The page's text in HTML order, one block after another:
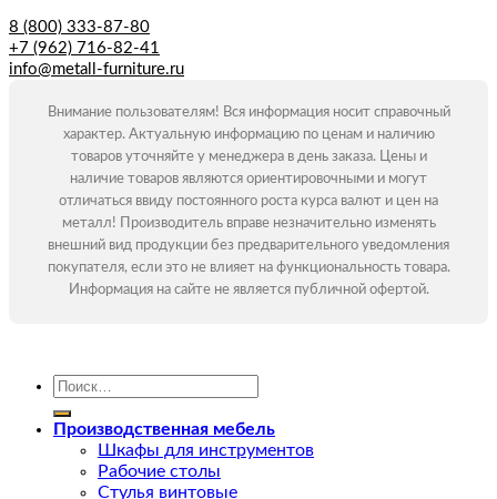
8 (800) 333-87-80
+7 (962) 716-82-41
info@metall-furniture.ru
Внимание пользователям! Вся информация носит справочный
характер. Актуальную информацию по ценам и наличию
товаров уточняйте у менеджера в день заказа. Цены и
наличие товаров являются ориентировочными и могут
отличаться ввиду постоянного роста курса валют и цен на
металл! Производитель вправе незначительно изменять
внешний вид продукции без предварительного уведомления
покупателя, если это не влияет на функциональность товара.
Информация на сайте не является публичной офертой.
Искать:
Производственная мебель
Шкафы для инструментов
Рабочие столы
Стулья винтовые